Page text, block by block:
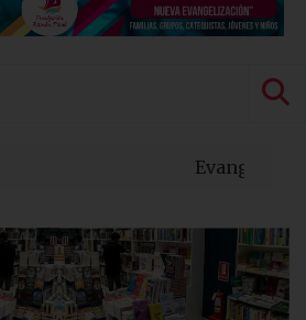
Evangelio del día – Lectio Divina